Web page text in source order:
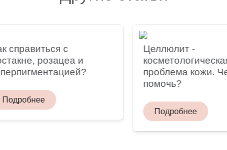
с
розацеа и
Целлюлит -
косметологическая
проблема кожи. Чем
помочь?
Подробнее